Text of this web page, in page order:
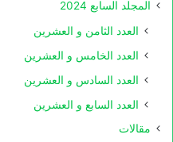
المجلد السابع 2024
العدد الثامن و العشرين
العدد الخامس و العشرين
العدد السادس و العشرين
العدد السابع و العشرين
مقالات